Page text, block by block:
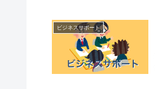
ビジネスサポート